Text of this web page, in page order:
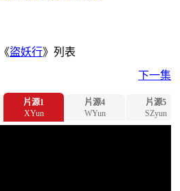
盜妖行》列表
下一集
片源1
XYun
片源4
WYun
片源5
SZyun